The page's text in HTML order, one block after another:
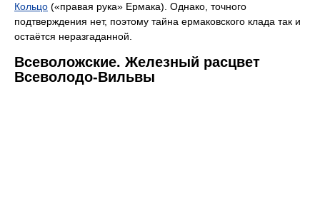
Кольцо («правая рука» Ермака). Однако, точного
подтверждения нет, поэтому тайна ермаковского клада так и
остаётся неразгаданной.
Всеволожские. Железный расцвет
Всеволодо-Вильвы